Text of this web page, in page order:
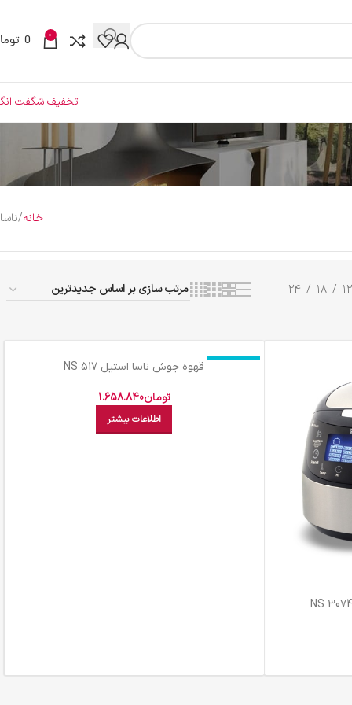
0
0
تخفیف شگفت
خانه ناسا
12
18
24
قهوه جوش ناسا استيل NS 517
تومان1.658.840
اطلاعات بیشتر